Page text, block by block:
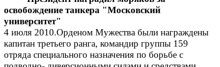
освобождение танкера "Московский
университет"
4 июля 2010.Орденом Мужества были награждены
капитан третьего ранга, командир группы 159
отряда специального назначения по борьбе с